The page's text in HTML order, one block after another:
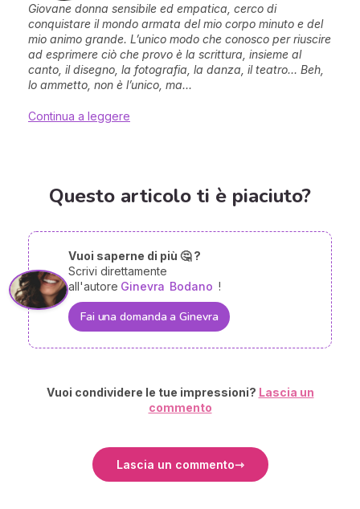
Giovane donna sensibile ed empatica, cerco di
conquistare il mondo armata del mio corpo minuto e del
mio animo grande. L’unico modo che conosco per riuscire
ad esprimere ciò che provo è la scrittura, insieme al
canto, il disegno, la fotografia, la danza, il teatro… Beh,
lo ammetto, non è l’unico, ma...
Continua a leggere
Questo articolo ti è piaciuto?
Vuoi saperne di più 🤔 ?
Scrivi direttamente
all'autore Ginevra Bodano !
Fai una domanda a Ginevra
Vuoi condividere le tue impressioni? Lascia un
commento
Lascia un commento